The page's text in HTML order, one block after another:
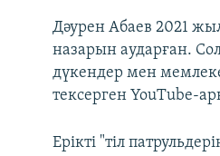
Дәурен Абаев 2021
назарын аударған.
дүкендер мен
тексерген YouTube-
Ерікті "тіл